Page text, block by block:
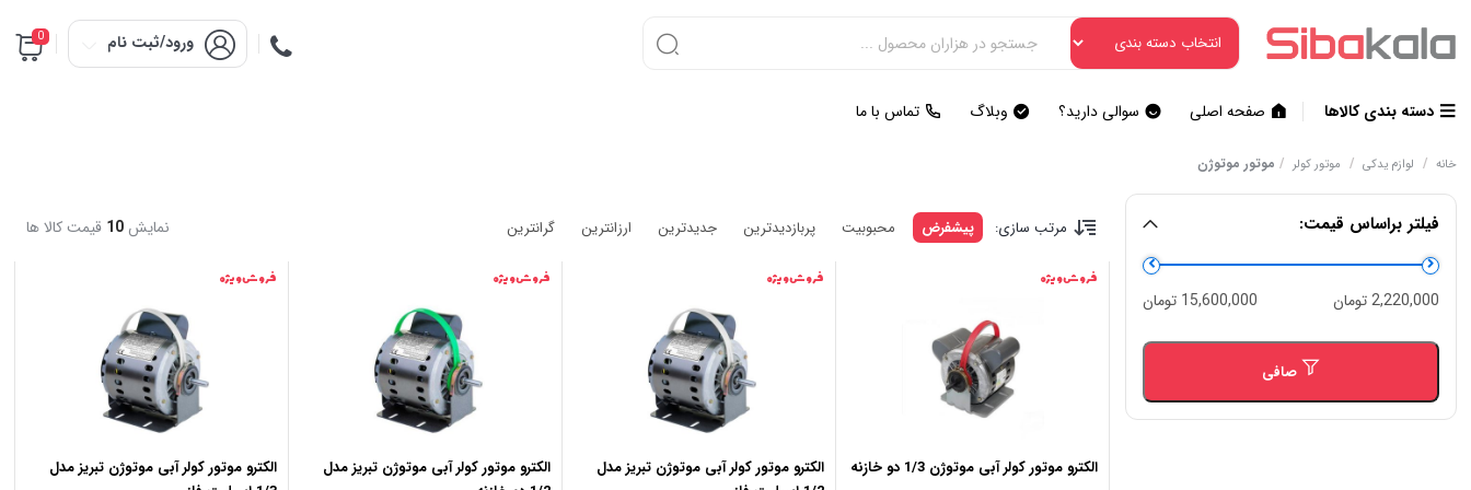
ورود/ثبت نام 0
دسته بندی کالاها صفحه اصلی سوالی دارید؟ وبلاگ تماس با ما
خانه / لوازم یدکی / موتور کولر / موتور موتوژن
فیلتر براساس قیمت:
حداقل
قیمت
حداكثر
قيمت
صافی
2,220,000 تومان 15,600,000 تومان
مرتب سازی: پیشفرض محبوبیت پربازدیدترین جدیدترین ارزانترین گرانترین نمایش 10 قیمت کالا ها
فروش ویژه
الکترو موتور کولر آبی موتوژن 1/3 دو خازنه
فروش ویژه
الکترو موتور کولر آبی موتوژن تبریز مدل
فروش ویژه
الکترو موتور کولر آبی موتوژن تبریز مدل
فروش ویژه
الکترو موتور کولر آبی موتوژن تبریز مدل